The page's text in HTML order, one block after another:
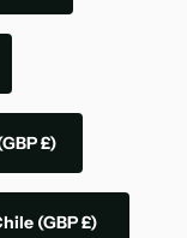
£)
(GBP £)